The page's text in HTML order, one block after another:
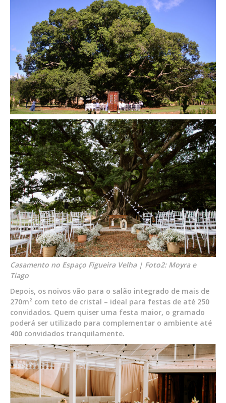
Casamento no Espaço Figueira Velha | Foto2: Moyra e
Tiago
Depois, os noivos vão para o salão integrado de mais de
270m² com teto de cristal – ideal para festas de até 250
convidados. Quem quiser uma festa maior, o gramado
poderá ser utilizado para complementar o ambiente até
400 convidados tranquilamente.